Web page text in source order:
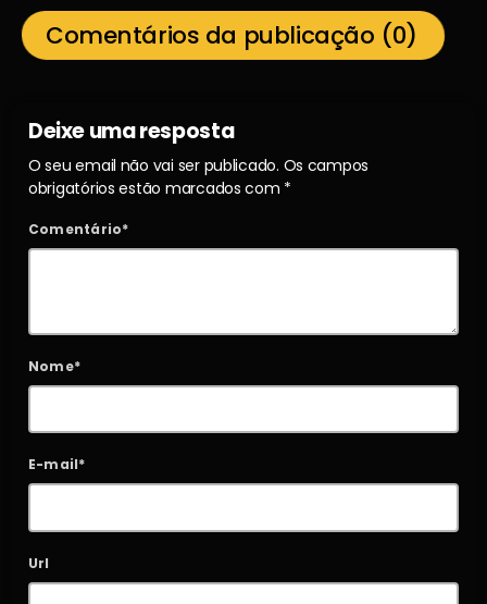
Comentários da publicação (0)
Deixe uma resposta
O seu email não vai ser publicado. Os campos
obrigatórios estão marcados com *
Comentário*
Nome*
E-mail*
Url